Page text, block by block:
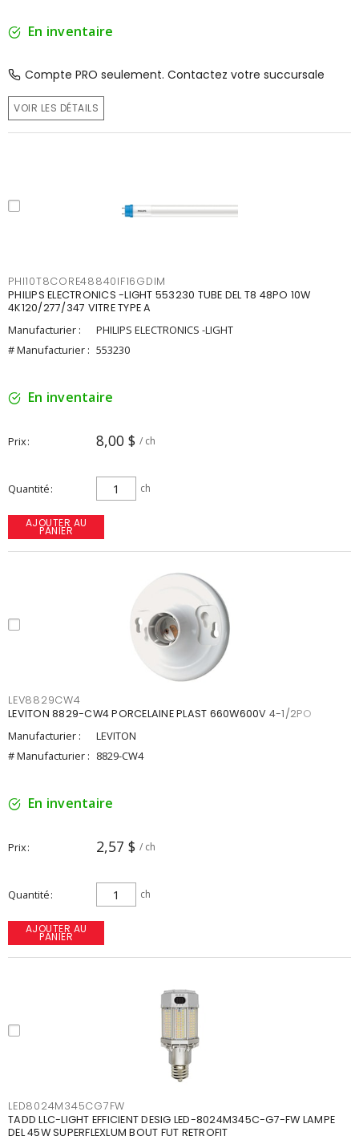
En inventaire
Compte PRO seulement. Contactez votre succursale
VOIR LES DÉTAILS
PHI10T8CORE48840IF16GDIM
PHILIPS ELECTRONICS -LIGHT 553230 TUBE DEL T8 48PO 10W
4K120/277/347 VITRE TYPE A
Manufacturier :
PHILIPS ELECTRONICS -LIGHT
# Manufacturier : 553230
En inventaire
Prix 8,00 $ / ch
Quantité ch
AJOUTER AU
PANIER
LEV8829CW4
LEVITON 8829-CW4 PORCELAINE PLAST 660W600V 4-1/2PO
Manufacturier :
LEVITON
# Manufacturier : 8829-CW4
En inventaire
Prix 2,57 $ / ch
Quantité ch
AJOUTER AU
PANIER
LED8024M345CG7FW
TADD LLC-LIGHT EFFICIENT DESIG LED-8024M345C-G7-FW LAMPE
DEL 45W SUPERFLEXLUM BOUT FUT RETROFIT